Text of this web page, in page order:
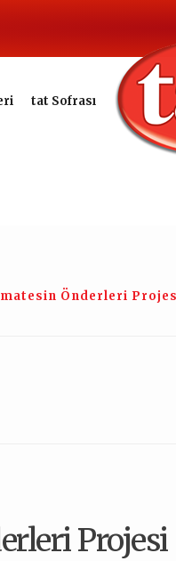
tat Sofrası
Önderleri
Projesi